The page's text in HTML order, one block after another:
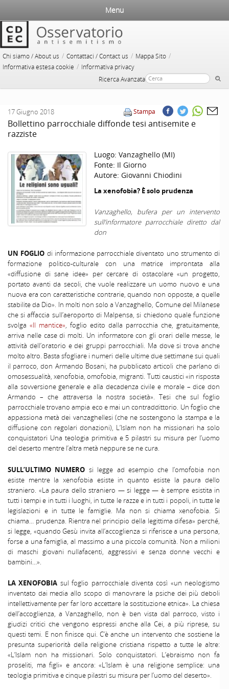
Chi siamo / About us / Contattaci / Contact us / Mappa Sito /
Informativa estesa cookie / Informativa privacy
Ricerca Avanzata
Menu
Stampa
17 Giugno 2018
Bollettino parrocchiale diffonde tesi antisemite e
razziste
Luogo: Vanzaghello (MI)
Fonte: Il Giorno
Autore: Giovanni Chiodini
La xenofobia? È solo prudenza
Vanzaghello, bufera per un intervento
sull’informatore parrocchiale diretto dal
don
UN FOGLIO di informazione parrocchiale diventato uno strumento di
formazione politico-culturale con una matrice improntata alla
«diffusione di sane idee» per cercare di ostacolare «un progetto,
portato avanti da secoli, che vuole realizzare un uomo nuovo e una
nuova era con caratteristiche contrarie, quando non opposte, a quelle
stabilite da Dio». In molti non solo a Vanzaghello, Comune del Milanese
che si affaccia sull’aeroporto di Malpensa, si chiedono quale funzione
svolga «Il mantice», foglio edito dalla parrocchia che, gratuitamente,
arriva nelle case di molti. Un informatore con gli orari delle messe, le
attività dell’oratorio e dei gruppi parrocchiali. Ma dove si trova anche
molto altro. Basta sfogliare i numeri delle ultime due settimane sui quali
il parroco, don Armando Bosani, ha pubblicato articoli che parlano di
omosessualità, xenofobia, omofobia, migranti. Tutti caustici «in risposta
alla sovversione generale e alla decadenza civile e morale – dice don
Armando – che attraversa la nostra società». Tesi che sul foglio
parrocchiale trovano ampia eco e mai un contraddittorio. Un foglio che
appassiona metà dei vanzaghellesi (che ne sostengono la stampa e la
diffusione con regolari donazioni), L’Islam non ha missionari ha solo
conquistatori Una teologia primitiva e 5 pilastri su misura per l’uomo
del deserto mentre l’altra metà neppure se ne cura.
SULL’ULTIMO NUMERO si legge ad esempio che l’omofobia non
esiste mentre la xenofobia esiste in quanto esiste la paura dello
straniero. «La paura dello straniero — si legge — è sempre esistita in
tutti i tempi e in tutti i luoghi, in tutte le razze e in tutti i popoli, in tutte le
legislazioni e in tutte le famiglie. Ma non si chiama xenofobia. Si
chiama… prudenza. Rientra nel principio della legittima difesa» perché,
si legge, «quando Gesù invita all’accoglienza si riferisce a una persona,
forse a una famiglia, al massimo a una piccola comunità. Non a milioni
di maschi giovani nullafacenti, aggressivi e senza donne vecchi e
bambini…».
LA XENOFOBIA sul foglio parrocchiale diventa così «un neologismo
inventato dai media allo scopo di manovrare la psiche dei più deboli
intellettivamente per far loro accettare la sostituzione etnica». La chiesa
dell’accoglienza, a Vanzaghello, non è ben vista dal parroco, visto i
giudizi critici che vengono espressi anche alla Cei, a più riprese, su
questi temi. E non finisce qui. C’è anche un intervento che sostiene la
presunta superiorità della religione cristiana rispetto a tutte le altre:
«L’Islam non ha missionari. Solo conquistatori. L’ebraismo non fa
proseliti, ma figli» e ancora: «L’Islam è una religione semplice: una
teologia primitiva e cinque pilastri su misura per l’uomo del deserto».